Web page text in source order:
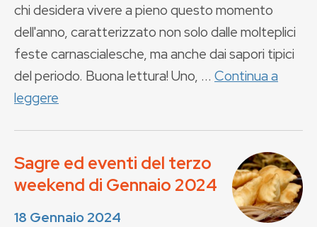
chi desidera vivere a pieno questo momento
dell'anno, caratterizzato non solo dalle molteplici
feste carnascialesche, ma anche dai sapori tipici
del periodo. Buona lettura! Uno, ... Continua a
leggere
Sagre ed eventi del terzo
weekend di Gennaio 2024
18 Gennaio 2024